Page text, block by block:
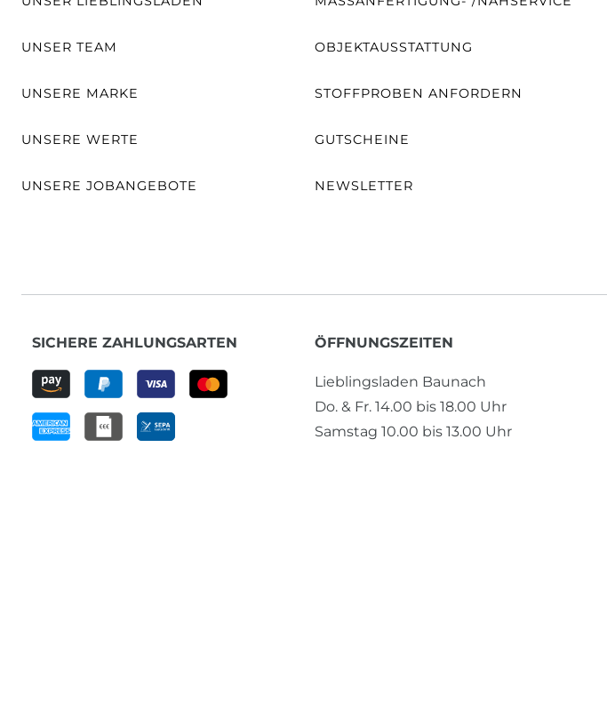
UNSER TEAM
UNSERE MARKE
UNSERE WERTE
UNSERE JOBANGEBOTE
OBJEKTAUSSTATTUNG
STOFFPROBEN ANFORDERN
GUTSCHEINE
NEWSLETTER
SICHERE ZAHLUNGSARTEN ÖFFNUNGSZEITEN
Lieblingsladen Baunach
Do. & Fr. 14.00 bis 18.00 Uhr
Samstag 10.00 bis 13.00 Uhr